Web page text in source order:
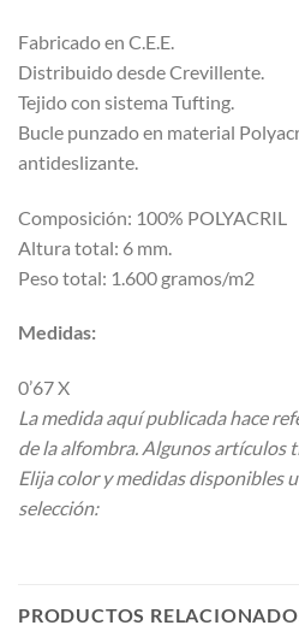
Fabricado en C.E.E.
Distribuido desde Crevillente.
Tejido con sistema Tufting.
Bucle punzado en material
antideslizante.
Composición: 100% POLYACRIL
Altura total: 6 mm.
Peso total: 1.600 gramos/m2
Medidas:
0’67 X
La medida aquí publicada hace
de la alfombra. Algunos artículos
Elija color y medidas disponibles
selección:
PRODUCTOS